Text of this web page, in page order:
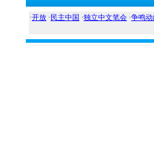
·开放 · 民主中国 ·独立中文笔会 ·争鸣动